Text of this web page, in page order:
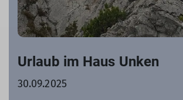
Urlaub im Haus Unken
30.09.2025